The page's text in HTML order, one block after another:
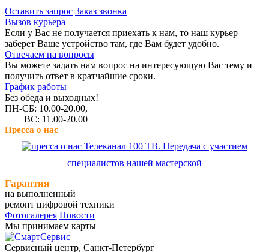
Оставить запрос Заказ звонка
Вызов курьера
Если у Вас не получается приехать к нам, то наш курьер
заберет Ваше устройство там, где Вам будет удобно.
Отвечаем на вопросы
Вы можете задать нам вопрос на интересующую Вас тему и
получить ответ в кратчайшие сроки.
График работы
Без обеда и выходных!
ПН-СБ: 10.00-20.00,
ВС: 11.00-20.00
Пресса о нас
Телеканал 100 ТВ. Передача с участием
специалистов нашей мастерской
Гарантия
на выполненный
ремонт цифровой техники
Фотогалерея Новости
Мы принимаем карты
Сервисный центр, Cанкт-Петербург